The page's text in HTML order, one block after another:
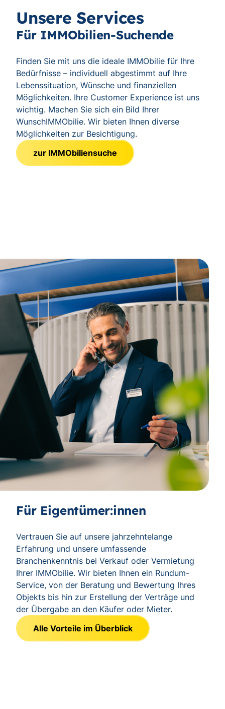
Unsere Services
Für IMMObilien-Suchende
Finden Sie mit uns die ideale IMMObilie für Ihre
Bedürfnisse – individuell abgestimmt auf Ihre
Lebenssituation, Wünsche und finanziellen
Möglichkeiten. Ihre Customer Experience ist uns
wichtig. Machen Sie sich ein Bild Ihrer
WunschIMMObilie. Wir bieten Ihnen diverse
Möglichkeiten zur Besichtigung.
zur IMMObiliensuche
Für Eigentümer:innen
Vertrauen Sie auf unsere jahrzehntelange
Erfahrung und unsere umfassende
Branchenkenntnis bei Verkauf oder Vermietung
Ihrer IMMObilie. Wir bieten Ihnen ein Rundum-
Service, von der Beratung und Bewertung Ihres
Objekts bis hin zur Erstellung der Verträge und
der Übergabe an den Käufer oder Mieter.
Alle Vorteile im Überblick